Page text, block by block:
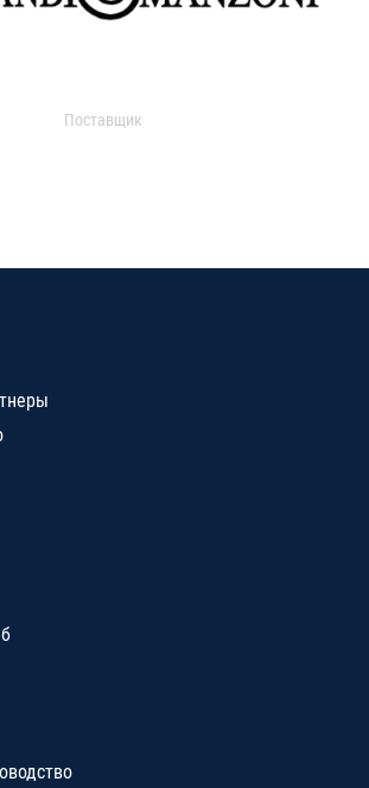
Поставщик